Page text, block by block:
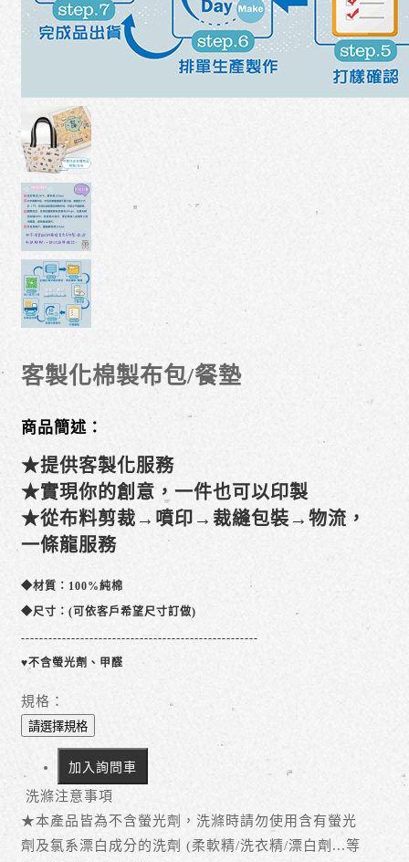
客製化棉製布包/餐墊
商品簡述：
★提供客製化服務
★實現你的創意，一件也可以印製
★從布料剪裁→噴印→裁縫包裝→物流，
一條龍服務
◆材質：100%純棉
◆尺寸：(可依客戶希望尺寸訂做)
----------------------------------------------------
♥不含螢光劑、甲醛
規格：
請選擇規格
加入詢問車
洗滌注意事項
★本產品皆為不含螢光劑，洗滌時請勿使用含有螢光
劑及氯系漂白成分的洗劑 (柔軟精/洗衣精/漂白劑...等